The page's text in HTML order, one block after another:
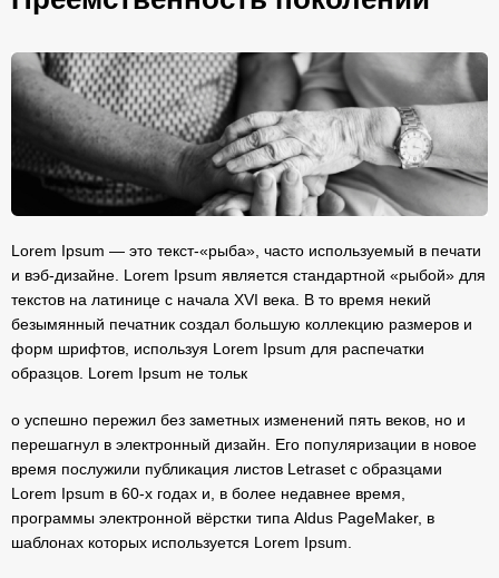
Lorem Ipsum — это текст-«рыба», часто используемый в печати
и вэб-дизайне. Lorem Ipsum является стандартной «рыбой» для
текстов на латинице с начала XVI века. В то время некий
безымянный печатник создал большую коллекцию размеров и
форм шрифтов, используя Lorem Ipsum для распечатки
образцов. Lorem Ipsum не тольк
о успешно пережил без заметных изменений пять веков, но и
перешагнул в электронный дизайн. Его популяризации в новое
время послужили публикация листов Letraset с образцами
Lorem Ipsum в 60-х годах и, в более недавнее время,
программы электронной вёрстки типа Aldus PageMaker, в
шаблонах которых используется Lorem Ipsum.